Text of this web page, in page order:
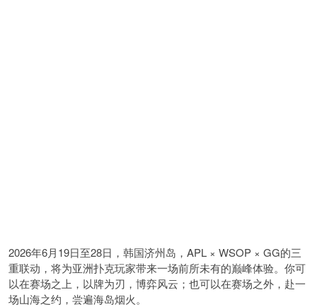
2026年6月19日至28日，韩国济州岛，APL × WSOP × GG的三
重联动，将为亚洲扑克玩家带来一场前所未有的巅峰体验。 你可
以在赛场之上，以牌为刃，博弈风云；也可以在赛场之外，赴一
场山海之约，尝遍海岛烟火。